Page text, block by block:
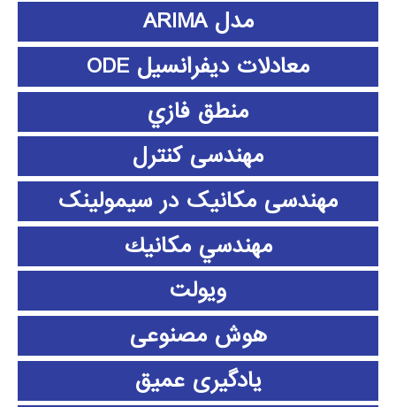
مدل ARIMA
معادلات دیفرانسیل ODE
منطق فازي
مهندسی کنترل
مهندسی مکانیک در سیمولینک
مهندسي مكانيك
ویولت
هوش مصنوعی
یادگیری عمیق